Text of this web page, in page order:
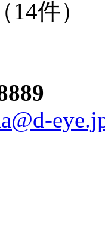
14件）